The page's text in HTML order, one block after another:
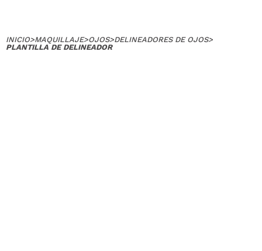
INICIO>MAQUILLAJE>OJOS>DELINEADORES DE OJOS>
PLANTILLA DE DELINEADOR